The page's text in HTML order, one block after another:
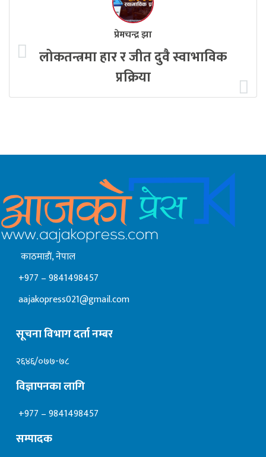
प्रेमचन्द्र झा
लोकतन्त्रमा हार र जीत दुवै स्वाभाविक
प्रक्रिया
काठमाडाैं, नेपाल
+977 – 9841498457
aajakopress021@gmail.com
सूचना विभाग दर्ता नम्बर
२६४६/०७७-७८
विज्ञापनका लागि
+977 – 9841498457
सम्पादक